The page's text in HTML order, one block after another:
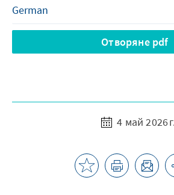
Отворяне pdf
4 май 2026